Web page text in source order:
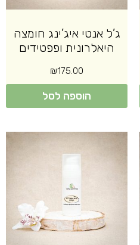
ג’ל אנטי איג’ינג חומצה
היאלרונית ופפטידים
₪175.00
הוספה לסל